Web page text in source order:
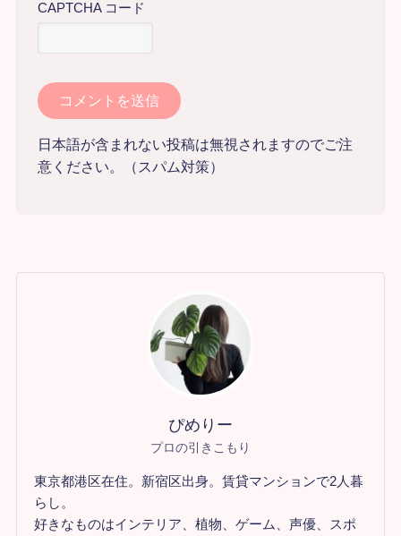
CAPTCHA コード
日本語が含まれない投稿は無視されますのでご注
意ください。（スパム対策）
ぴめりー
プロの引きこもり
東京都港区在住。新宿区出身。賃貸マンションで2人暮
らし。
好きなものはインテリア、植物、ゲーム、声優、スポ